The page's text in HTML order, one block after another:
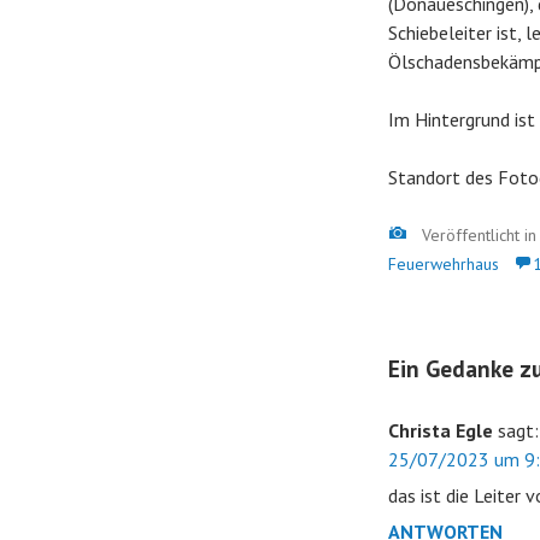
Schiebeleiter ist,
Im Hintergrund ist
Standort des
Bild
Veröffentlicht in
Feuerwehrhaus
Ein Gedanke
Christa Egle sagt:
25/07/2023 um
das ist die Leiter
ANTWORTEN